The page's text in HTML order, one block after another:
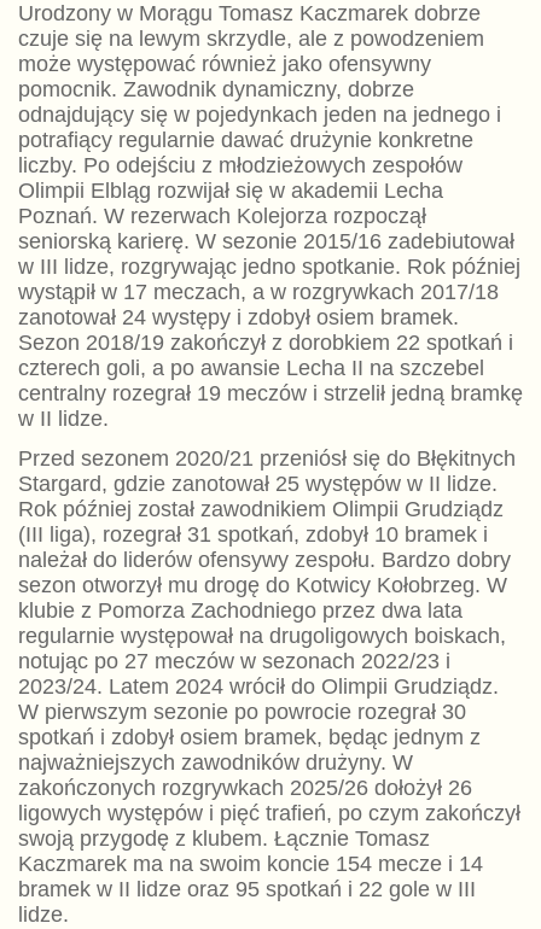
Urodzony w Morągu Tomasz Kaczmarek dobrze
czuje się na lewym skrzydle, ale z powodzeniem
może występować również jako ofensywny
pomocnik. Zawodnik dynamiczny, dobrze
odnajdujący się w pojedynkach jeden na jednego i
potrafiący regularnie dawać drużynie konkretne
liczby. Po odejściu z młodzieżowych zespołów
Olimpii Elbląg rozwijał się w akademii Lecha
Poznań. W rezerwach Kolejorza rozpoczął
seniorską karierę. W sezonie 2015/16 zadebiutował
w III lidze, rozgrywając jedno spotkanie. Rok później
wystąpił w 17 meczach, a w rozgrywkach 2017/18
zanotował 24 występy i zdobył osiem bramek.
Sezon 2018/19 zakończył z dorobkiem 22 spotkań i
czterech goli, a po awansie Lecha II na szczebel
centralny rozegrał 19 meczów i strzelił jedną bramkę
w II lidze.
Przed sezonem 2020/21 przeniósł się do Błękitnych
Stargard, gdzie zanotował 25 występów w II lidze.
Rok później został zawodnikiem Olimpii Grudziądz
(III liga), rozegrał 31 spotkań, zdobył 10 bramek i
należał do liderów ofensywy zespołu. Bardzo dobry
sezon otworzył mu drogę do Kotwicy Kołobrzeg. W
klubie z Pomorza Zachodniego przez dwa lata
regularnie występował na drugoligowych boiskach,
notując po 27 meczów w sezonach 2022/23 i
2023/24. Latem 2024 wrócił do Olimpii Grudziądz.
W pierwszym sezonie po powrocie rozegrał 30
spotkań i zdobył osiem bramek, będąc jednym z
najważniejszych zawodników drużyny. W
zakończonych rozgrywkach 2025/26 dołożył 26
ligowych występów i pięć trafień, po czym zakończył
swoją przygodę z klubem. Łącznie Tomasz
Kaczmarek ma na swoim koncie 154 mecze i 14
bramek w II lidze oraz 95 spotkań i 22 gole w III
lidze.